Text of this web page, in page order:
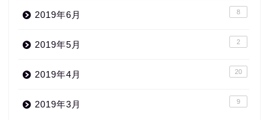
2019年6月 8
2019年5月 2
2019年4月 20
2019年3月 9